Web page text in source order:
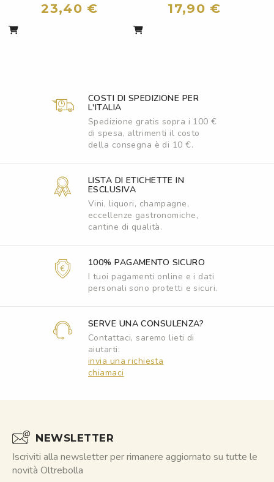
23,40 € 17,90 €
COSTI DI SPEDIZIONE PER
L'ITALIA
Spedizione gratis sopra i 100 €
di spesa, altrimenti il costo
della consegna è di 10 €.
LISTA DI ETICHETTE IN
ESCLUSIVA
Vini, liquori, champagne,
eccellenze gastronomiche,
cantine di qualità.
100% PAGAMENTO SICURO
I tuoi pagamenti online e i dati
personali sono protetti e sicuri.
SERVE UNA CONSULENZA?
Contattaci, saremo lieti di
aiutarti:
invia una richiesta
chiamaci
NEWSLETTER
Iscriviti alla newsletter per rimanere aggiornato su tutte le
novità Oltrebolla